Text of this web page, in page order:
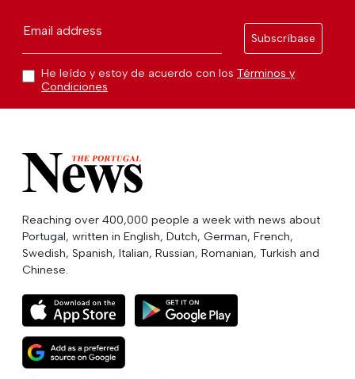
Email address
Subscríbase
He leído y estoy de acuerdo con los Términos y
Condiciones
Reaching over 400,000 people a week with news about
Portugal, written in English, Dutch, German, French,
Swedish, Spanish, Italian, Russian, Romanian, Turkish and
Chinese.